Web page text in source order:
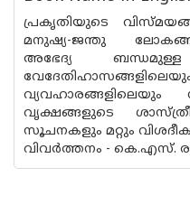
പ്രകൃതിയുടെ
മനുഷ്യ-ജന്തു
അഭേദ്യ
വൃക്ഷങ്ങളുടെ
സൂചനകളും മറ്റും
വിവര്‍ത്തനം - കെ.എസ്.